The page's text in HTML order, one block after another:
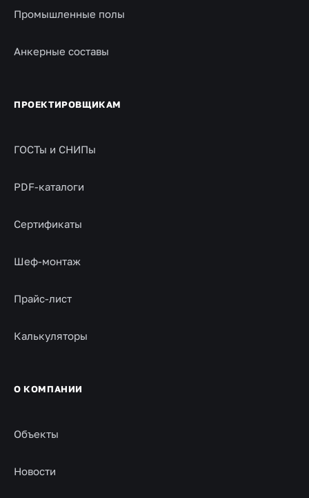
Промышленные полы
Анкерные составы
ПРОЕКТИРОВЩИКАМ
ГОСТы и СНИПы
PDF-каталоги
Сертификаты
Шеф-монтаж
Прайс-лист
Калькуляторы
О КОМПАНИИ
Объекты
Новости